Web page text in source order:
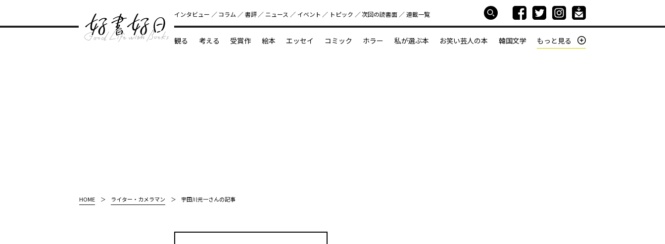
好書好日
インタビュー コラム 書評 ニュース イベント トピック 次回の読書⾯ 連載一覧
観る 考える 受賞作 絵本 エッセイ コミック ホラー 私が選ぶ本 お笑い芸人の本 韓国文学 もっと見る
HOME ライター・カメラマン 宇田川元一さんの記事